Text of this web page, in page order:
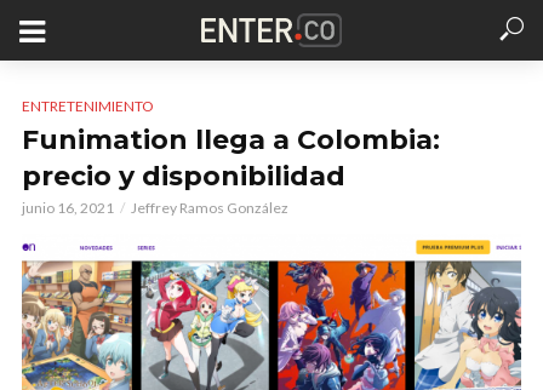
ENTRETENIMIENTO
Funimation llega a Colombia:
precio y disponibilidad
junio 16, 2021 Jeffrey Ramos González